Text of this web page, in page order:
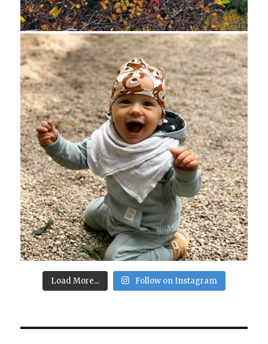
Load More... Follow on Instagram